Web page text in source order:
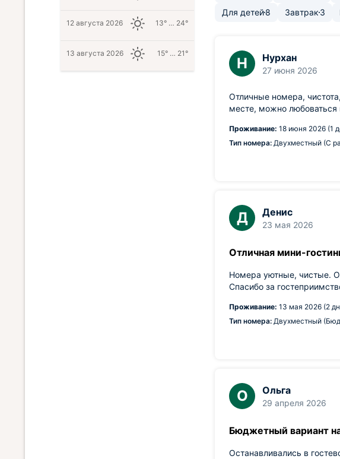
Для детей8 Завтрак 3
Н Нурхан
27 июня 2026
Отличные номера,
месте, можно
Проживание: 18 июня 2026 (1
Тип номера: Двухместный (С
Д Денис
23 мая 2026
Отличная мини-
Номера уютные, чистые.
Спасибо за
Проживание: 13 мая 2026 (2
Тип номера: Двухместный
О Ольга
29 апреля 2026
Бюджетный вариант
Останавливались в
12 августа 2026 13° … 24°
13 августа 2026 15° … 21°